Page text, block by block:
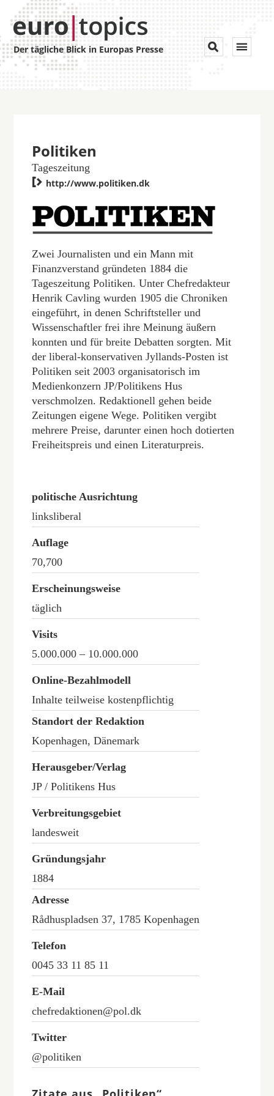
Der tägliche Blick in Europas Presse Toggle


Politiken
Tageszeitung
 http://www.politiken.dk
Zwei Journalisten und ein Mann mit
Finanzverstand gründeten 1884 die
Tageszeitung Politiken. Unter Chefredakteur
Henrik Cavling wurden 1905 die Chroniken
eingeführt, in denen Schriftsteller und
Wissenschaftler frei ihre Meinung äußern
konnten und für breite Debatten sorgten. Mit
der liberal-konservativen Jyllands-Posten ist
Politiken seit 2003 organisatorisch im
Medienkonzern JP/Politikens Hus
verschmolzen. Redaktionell gehen beide
Zeitungen eigene Wege. Politiken vergibt
mehrere Preise, darunter einen hoch dotierten
Freiheitspreis und einen Literaturpreis.
politische Ausrichtung
linksliberal
Auflage
70,700
Erscheinungsweise
täglich
Visits
5.000.000 – 10.000.000
Online-Bezahlmodell
Inhalte teilweise kostenpflichtig
Standort der Redaktion
Kopenhagen, Dänemark
Herausgeber/Verlag
JP / Politikens Hus
Verbreitungsgebiet
landesweit
Gründungsjahr
1884
Adresse
Rådhuspladsen 37, 1785 Kopenhagen
Telefon
0045 33 11 85 11
E-Mail
chefredaktionen@pol.dk
Twitter
@politiken